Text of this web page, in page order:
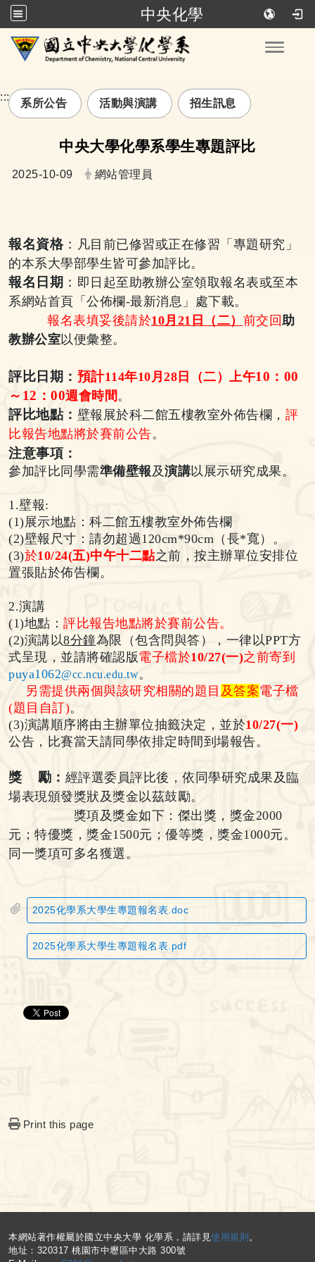
中央化學
跳到主要內容
:::
系所公告 活動與演講 招生訊息
中央大學化學系學生專題評比
日期：
2025-10-09 發布者：
網站管理員
報名資格： 凡目前已修習或正在修習「專題研究」
的本系大學部學生皆可參加評比。
報名日期 ： 即日起至助教辦公室領取報名表或至本
系網站首頁「公佈欄-最新消息」處下載。
報名表填妥後請於10月21日（二） 前交回助
教辦公室以便彙整。
評比日期： 預計114年10月28日（二）上午10 ：00
～12：00週會時間 。
評比地點： 壁報展於科二館五樓教室外佈告欄， 評
比報告地點將於賽前公告。
注意事項：
參加評比同學需準備壁報 及演講以展示研究成果。
1.壁報:
(1)展示地點： 科二館五樓教室外佈告欄
(2)壁報尺寸：請勿超過120cm*90cm （長*寬）。
(3)於10/24(五)中午十二點之前，按主辦單位安排位
置張貼於佈告欄 。
2.演講
(1)地點： 評比報告地點將於賽前公告。
(2)演講以8分鐘為限（包含問與答），一律以PPT方
式呈現，並請將確認版電子檔於10/27(一)之前寄到
puya1062@cc.ncu.edu.tw。
另需提供兩個與該研究相關的題目 及答案電子檔
(題目自訂)。
(3)演講順序將由主辦單位抽籤決定，並於10/27(一)
公告，比賽當天請同學依排定時間到場報告。
獎 勵： 經評選委員評比後，依同學研究成果及臨
場表現頒發獎狀及獎金以茲鼓勵。
獎項及獎金如下：傑出獎，獎金2000
元；特優獎，獎金1500元；優等獎，獎金1000元。
同一獎項可多名獲選。
2025化學系大學生專題報名表.doc
2025化學系大學生專題報名表.pdf
Print this page
:::本網站著作權屬於國立中央大學 化學系，請詳見 使用規則 。
地址：320317 桃園市中壢區中大路 300號